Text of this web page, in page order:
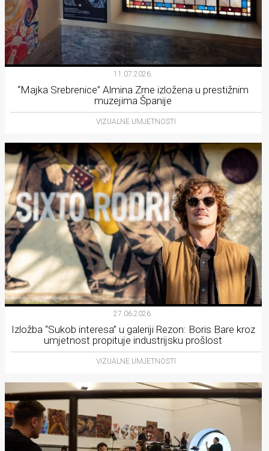
11.07.2026.
“Majka Srebrenice” Almina Zrne izložena u prestižnim
muzejima Španije
VIZUALNE UMJETNOSTI
27.06.2026.
Izložba “Sukob interesa” u galeriji Rezon: Boris Bare kroz
umjetnost propituje industrijsku prošlost
VIZUALNE UMJETNOSTI